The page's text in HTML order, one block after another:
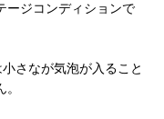
ージコンディションで
さなが気泡が入ること